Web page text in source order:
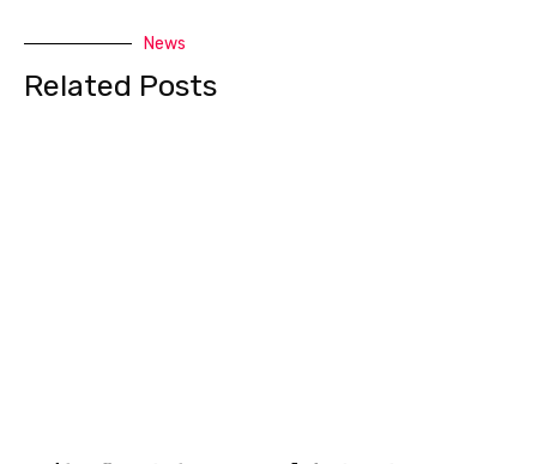
News
Related Posts